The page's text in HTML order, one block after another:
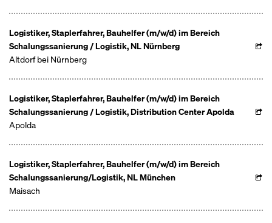
Logistiker, Staplerfahrer, Bauhelfer (m/w/d) im Bereich
Schalungssanierung / Logistik, NL Nürnberg
Altdorf bei Nürnberg
Logistiker, Staplerfahrer, Bauhelfer (m/w/d) im Bereich
Schalungssanierung / Logistik, Distribution Center Apolda
Apolda
Logistiker, Staplerfahrer, Bauhelfer (m/w/d) im Bereich
Schalungssanierung/Logistik, NL München
Maisach